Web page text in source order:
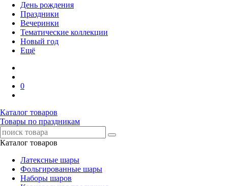
День рождения
Праздники
Вечеринки
Тематические коллекции
Новый год
Ещё
0
Каталог товаров
Товары по праздникам
Каталог товаров
Латексные шары
Фольгированные шары
Наборы шаров